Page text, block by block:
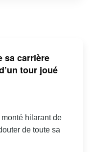
sa carrière
tour joué
hilarant de
de toute sa